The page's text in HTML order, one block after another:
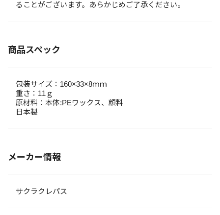
ることがございます。あらかじめご了承ください。
商品スペック
包装サイズ：160×33×8ｍｍ
重さ：11ｇ
原材料：本体:PEワックス、顔料
日本製
メーカー情報
サクラクレパス